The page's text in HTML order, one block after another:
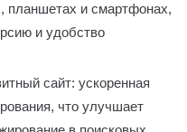
планшетах и смартфонах,
и удобство
сайт: ускоренная
что улучшает